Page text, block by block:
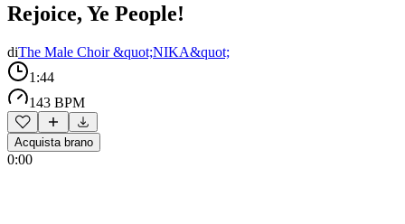
Rejoice, Ye People!
diThe Male Choir &quot;NIKA&quot;
1:44
143 BPM
Acquista brano
0:00